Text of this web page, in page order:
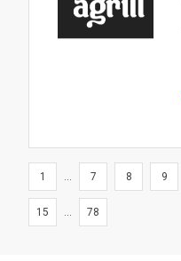
1 ... 7 8 9
15 ... 78